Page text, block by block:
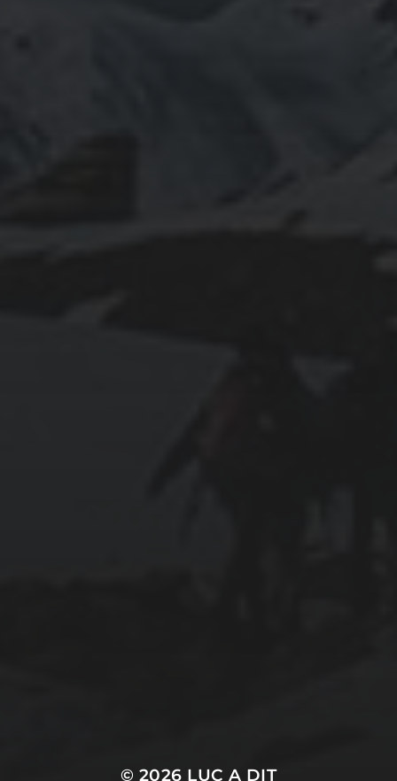
© 2026 LUC A DIT